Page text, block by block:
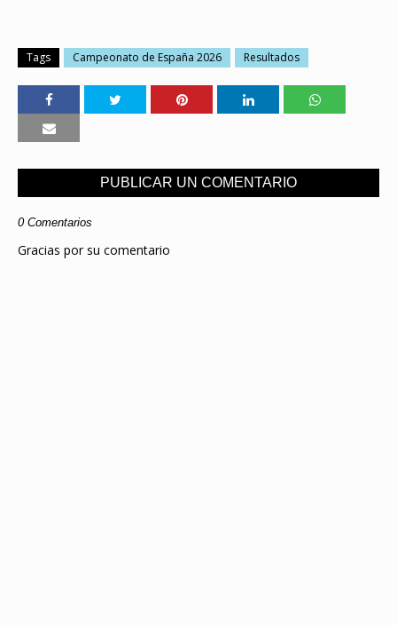
Tags Campeonato de España 2026 Resultados
PUBLICAR UN COMENTARIO
0 Comentarios
Gracias por su comentario